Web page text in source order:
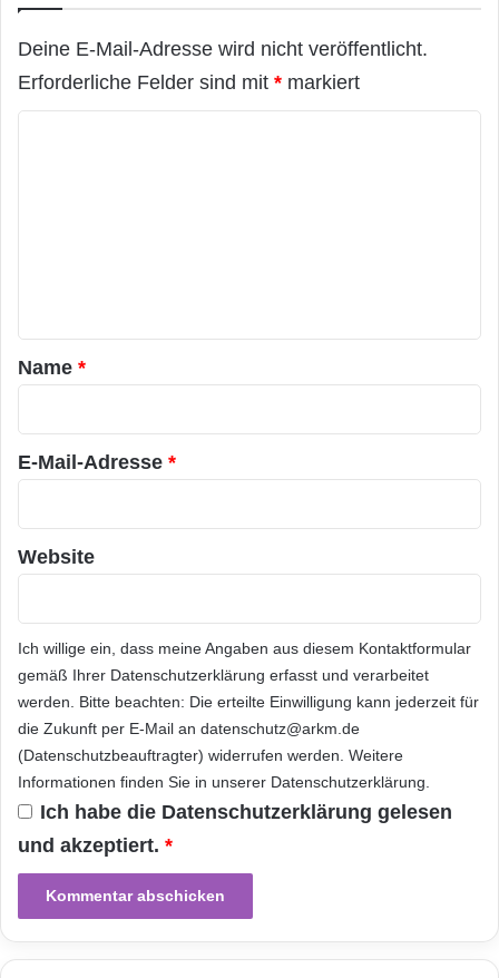
a
t
i
l
l
i
o
u
n
t
r
g
e
a
d
e
Deine E-Mail-Adresse wird nicht veröffentlicht.
Erforderliche Felder sind mit * markiert
a
r
*
Name *
E-Mail-Adresse *
Website
Ich willige ein, dass meine Angaben aus diesem Kontaktformular
gemäß Ihrer Datenschutzerklärung erfasst und verarbeitet
werden. Bitte beachten: Die erteilte Einwilligung kann jederzeit für
die Zukunft per E-Mail an datenschutz@arkm.de
(Datenschutzbeauftragter) widerrufen werden. Weitere
Informationen finden Sie in unserer Datenschutzerklärung.
Ich habe die Datenschutzerklärung gelesen
und akzeptiert. *